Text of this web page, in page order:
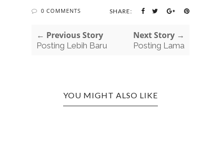
0 COMMENTS SHARE:
← Previous Story
Posting Lebih Baru
Next Story →
Posting Lama
YOU MIGHT ALSO LIKE